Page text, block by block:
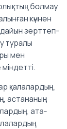
болмау
күннен
зерттеп-
туралы
мен
қалалардың,
астананың
ата-